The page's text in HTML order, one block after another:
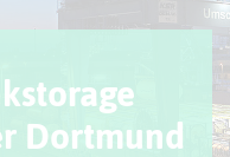
Dortmund